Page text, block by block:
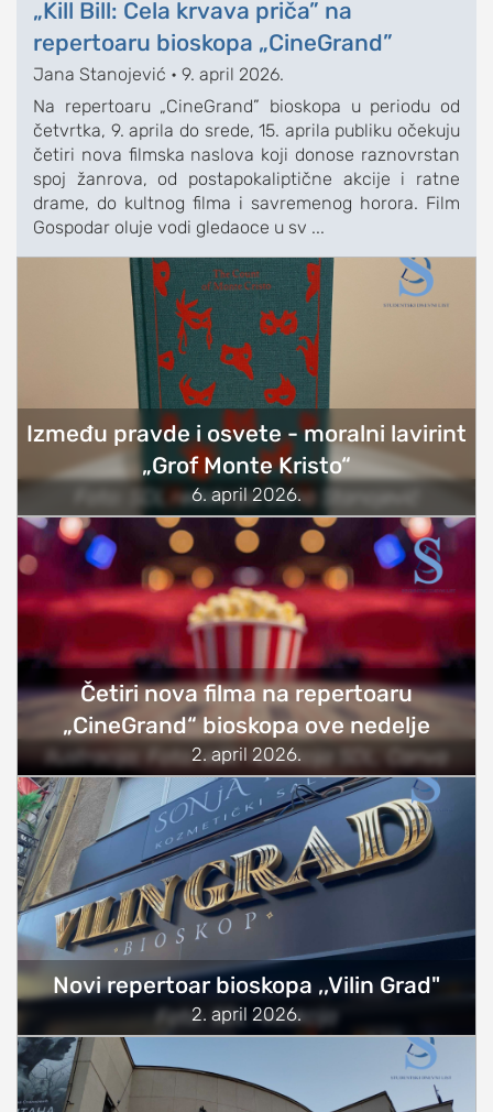
sport
fudbal
košarka
rukomet
e-sport
ostali sportovi
zabava
putovanja
moda i stil
organizacije
konkursi
fakulteti
studentski život
zdravlje
it
sdl podkast
STUDENTSKI DNEVNI LIST
o nama
impresum
kontakt
„Kill Bill: Cela krvava priča” na
repertoaru bioskopa „CineGrand”
Jana Stanojević • 9. april 2026.
Na repertoaru „CineGrand” bioskopa u periodu od
četvrtka, 9. aprila do srede, 15. aprila publiku očekuju
četiri nova filmska naslova koji donose raznovrstan
spoj žanrova, od postapokaliptične akcije i ratne
drame, do kultnog filma i savremenog horora. Film
Gospodar oluje vodi gledaoce u sv ...
Foto: SDL redakcija/Jana Stanojević
Između pravde i osvete - moralni lavirint
„Grof Monte Kristo“
6. april 2026.
Ilustracija; Foto, edit: redakcija SDL, Canva
Četiri nova filma na repertoaru
„CineGrand“ bioskopa ove nedelje
2. april 2026.
Foto: SDL redakcija
Novi repertoar bioskopa ,,Vilin Grad"
2. april 2026.